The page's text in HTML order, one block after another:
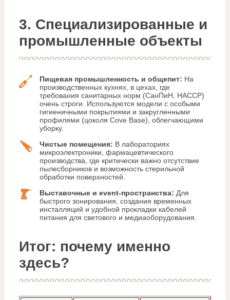
3. Специализированные и
промышленные объекты
Пищевая промышленность и общепит: На
производственных кухнях, в цехах, где
требования санитарных норм (СанПиН, HACCP)
очень строги. Используются модели с особыми
гигиеничными покрытиями и закругленными
профилями (цоколя Cove Base), облегчающими
уборку.
Чистые помещения: В лабораториях
микроэлектроники, фармацевтического
производства, где критически важно отсутствие
пылесборников и возможность стерильной
обработки поверхностей.
Выставочные и event-пространства: Для
быстрого зонирования, создания временных
инсталляций и удобной прокладки кабелей
питания для светового и медиаоборудования.
Итог: почему именно
здесь?